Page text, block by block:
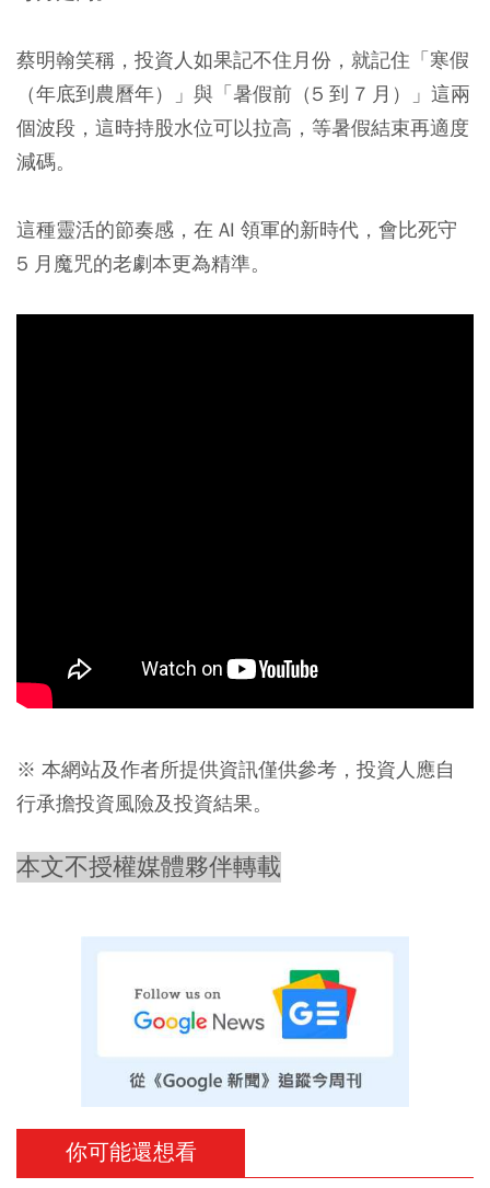
蔡明翰笑稱，投資人如果記不住月份，就記住「寒假
（年底到農曆年）」與「暑假前（5 到 7 月）」這兩
個波段，這時持股水位可以拉高，等暑假結束再適度
減碼。
這種靈活的節奏感，在 AI 領軍的新時代，會比死守
5 月魔咒的老劇本更為精準。
※ 本網站及作者所提供資訊僅供參考，投資人應自
行承擔投資風險及投資結果。
本文不授權媒體夥伴轉載
你可能還想看